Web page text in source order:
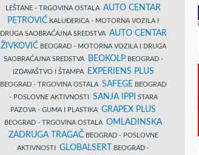
LEŠTANE - TRGOVINA OSTALA AUTO CENTAR
PETROVIĆ KALUĐERICA - MOTORNA VOZILA I
DRUGA SAOBRAĆAJNA SREDSTVA AUTO CENTAR
ŽIVKOVIĆBEOGRAD - MOTORNA VOZILA I DRUGA
SAOBRAĆAJNA SREDSTVA
BEOKOLPBEOGRAD -
IZDAVAŠTVO I ŠTAMPA
EXPERIENS PLUS
BEOGRAD - TRGOVINA OSTALA SAFEGE BEOGRAD
- POSLOVNE AKTIVNOSTI SANJA IPPI
STARA
PAZOVA - GUMA I PLASTIKA GRAPEX PLUS
BEOGRAD - TRGOVINA OSTALA OMLADINSKA
ZADRUGA TRAGAČBEOGRAD - POSLOVNE
AKTIVNOSTI GLOBALSERT
BEOGRAD -